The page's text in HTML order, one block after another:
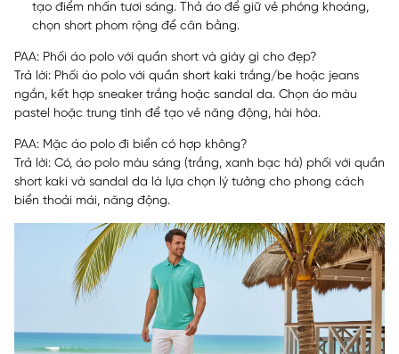
tạo điểm nhấn tươi sáng. Thả áo để giữ vẻ phóng khoáng,
chọn short phom rộng để cân bằng.
PAA: Phối áo polo với quần short và giày gì cho đẹp?
Trả lời: Phối áo polo với quần short kaki trắng/be hoặc jeans
ngắn, kết hợp sneaker trắng hoặc sandal da. Chọn áo màu
pastel hoặc trung tính để tạo vẻ năng động, hài hòa.
PAA: Mặc áo polo đi biển có hợp không?
Trả lời: Có, áo polo màu sáng (trắng, xanh bạc hà) phối với quần
short kaki và sandal da là lựa chọn lý tưởng cho phong cách
biển thoải mái, năng động.